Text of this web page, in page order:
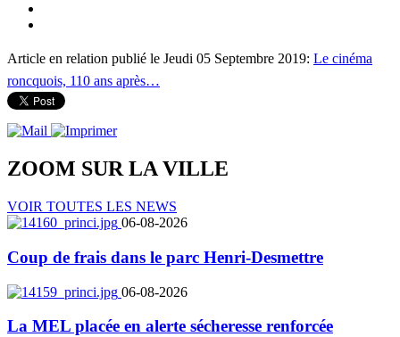
Article en relation publié le Jeudi 05 Septembre 2019: Le cinéma
roncquois, 110 ans après…
ZOOM SUR LAVILLE
VOIR TOUTES LES NEWS
06-08-2026
Coup de frais dans le parc Henri-Desmettre
06-08-2026
La MEL placée en alerte sécheresse renforcée